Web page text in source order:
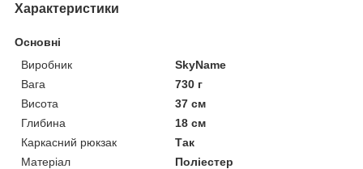
Характеристики
Основні
Виробник
SkyName
Вага
730 г
Висота
37 см
Глибина
18 см
Каркасний рюкзак
Так
Матеріал
Поліестер